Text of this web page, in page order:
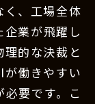
く、工場全体
業が飛躍し
的な決裁と
働きやすい
要です。こ